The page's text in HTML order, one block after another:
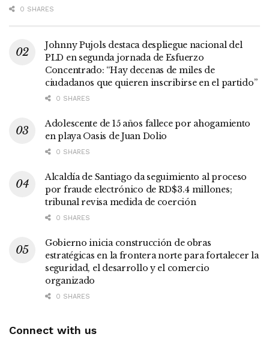
0 SHARES
Johnny Pujols destaca despliegue nacional del
PLD en segunda jornada de Esfuerzo
Concentrado: “Hay decenas de miles de
ciudadanos que quieren inscribirse en el partido”
0 SHARES
Adolescente de 15 años fallece por ahogamiento
en playa Oasis de Juan Dolio
0 SHARES
Alcaldía de Santiago da seguimiento al proceso
por fraude electrónico de RD$3.4 millones;
tribunal revisa medida de coerción
0 SHARES
Gobierno inicia construcción de obras
estratégicas en la frontera norte para fortalecer la
seguridad, el desarrollo y el comercio
organizado
0 SHARES
Connect with us